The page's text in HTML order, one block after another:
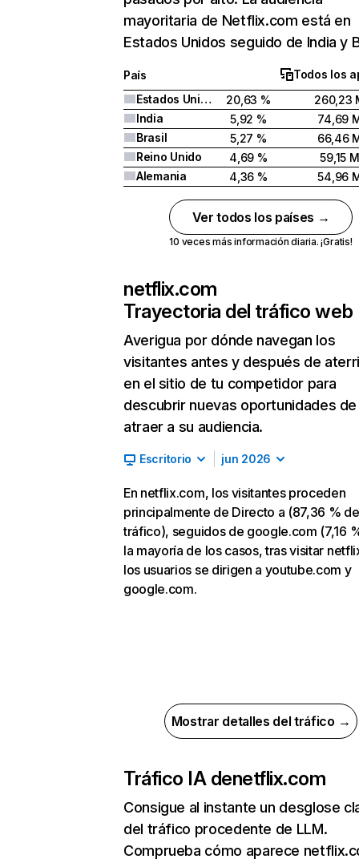
mayoritaria de Netflix.com está en
Estados Unidos seguido de India y
País
Todos los
Estados Unidos
20,63 %
260,23
India
5,92 %
74,69
Brasil
5,27 %
66,46
Reino Unido
4,69 %
59,15 M
Alemania
4,36 % 54,96
Ver todos los países →
10 veces más información diaria. ¡Gratis!
netflix.com
Trayectoria del tráfico web
Averigua por dónde navegan los
visitantes antes y después de
en el sitio de tu competidor para
descubrir nuevas oportunidades de
atraer a su audiencia.
Escritorio jun 2026
En netflix.com, los visitantes proceden
principalmente de Directo a (87,36 % de
tráfico), seguidos de google.com (7,16
la mayoría de los casos, tras visitar
los usuarios se dirigen a youtube.com y
google.com.
Mostrar detalles del tráfico →
Tráfico IA denetflix.com
Consigue al instante un desglose
del tráfico procedente de LLM.
Comprueba cómo aparece